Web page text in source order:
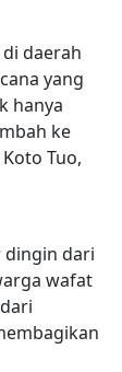
daerah
yang
hanya
ke
Tuo,
dingin dari
wafat